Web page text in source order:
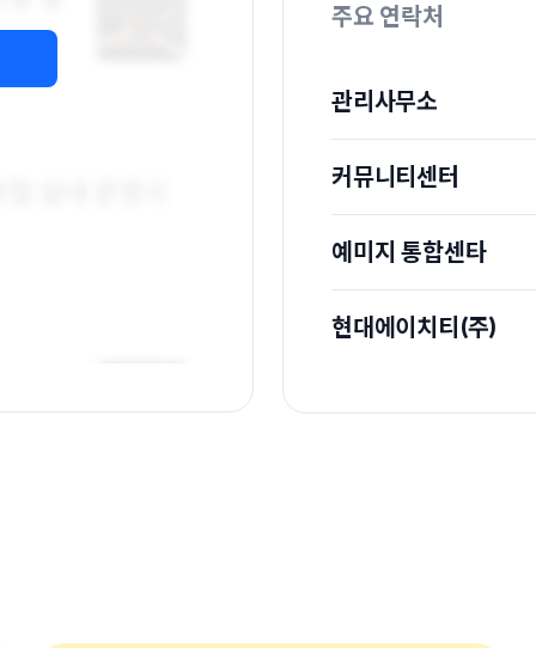
주요 연락처
관리사무소
커뮤니티센터
예미지 통합센타
현대에이치티(주)